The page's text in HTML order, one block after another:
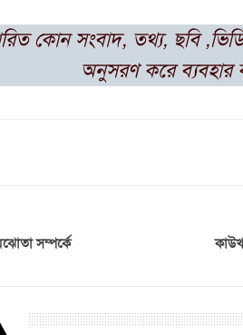
কোন সংবাদ, তথ্য, ছবি
অনুসরণ করে
সম্পর্কে